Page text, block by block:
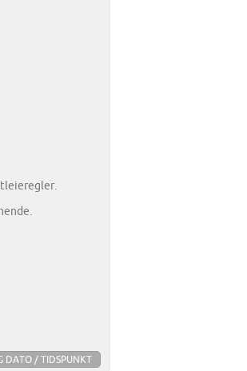
DATO / TIDSPUNKT